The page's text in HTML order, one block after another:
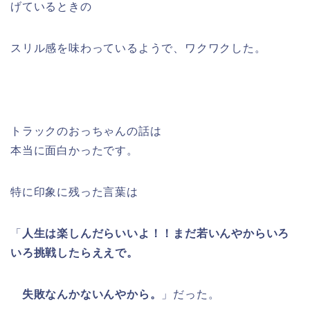
げているときの
スリル感を味わっているようで、ワクワクした。
トラックのおっちゃんの話は
本当に面白かったです。
特に印象に残った言葉は
「 人生は楽しんだらいいよ！！まだ若いんやからいろ
いろ挑戦したらええで。
失敗なんかないんやから。 」だった。